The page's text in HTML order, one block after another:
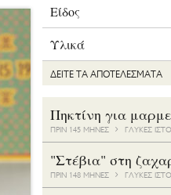
Είδος
Υλικά
ΔΕΙΤΕ ΤΑ ΑΠΟΤΕΛΕΣΜΑΤΑ
Πηκτίνη για
ΠΡΙΝ 145 ΜΗΝΕΣ ΓΛΥΚΕΣ
"Στέβια" στη
ΠΡΙΝ 148 ΜΗΝΕΣ ΓΛΥΚΕΣ